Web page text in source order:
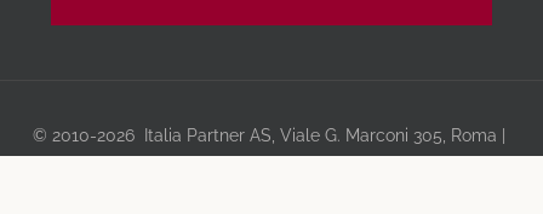
© 2010-2026 Italia Partner AS, Viale G. Marconi 305, Roma |